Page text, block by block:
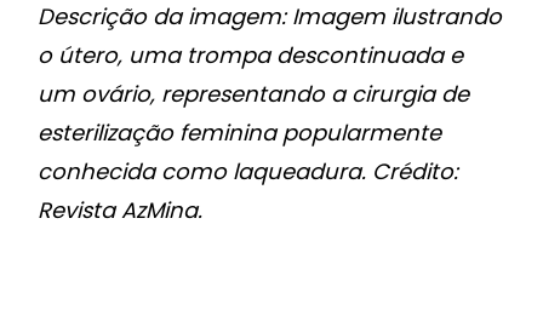
Descrição da imagem: Imagem ilustrando
o útero, uma trompa descontinuada e
um ovário, representando a cirurgia de
esterilização feminina popularmente
conhecida como laqueadura. Crédito:
Revista AzMina.